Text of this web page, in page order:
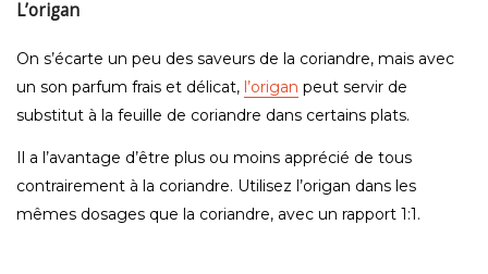
L’origan
On s’écarte un peu des saveurs de la coriandre, mais avec
un son parfum frais et délicat, l’origan peut servir de
substitut à la feuille de coriandre dans certains plats.
Il a l’avantage d’être plus ou moins apprécié de tous
contrairement à la coriandre. Utilisez l’origan dans les
mêmes dosages que la coriandre, avec un rapport 1:1.